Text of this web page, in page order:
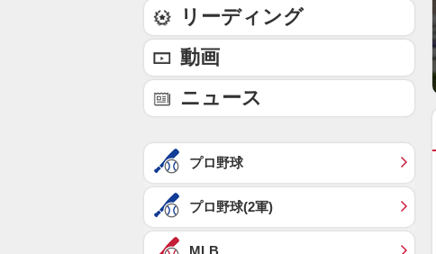
リーディング
動画
ニュース
プロ野球
プロ野球(2軍)
MLB